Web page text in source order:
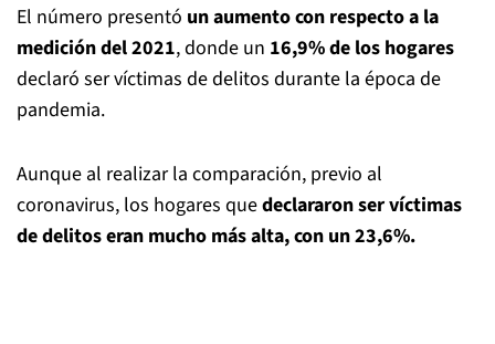
El número presentó un aumento con respecto a la
medición del 2021, donde un 16,9% de los hogares
declaró ser víctimas de delitos durante la época de
pandemia.
Aunque al realizar la comparación, previo al
coronavirus, los hogares quedeclararon ser víctimas
de delitos eran mucho más alta, con un 23,6%.